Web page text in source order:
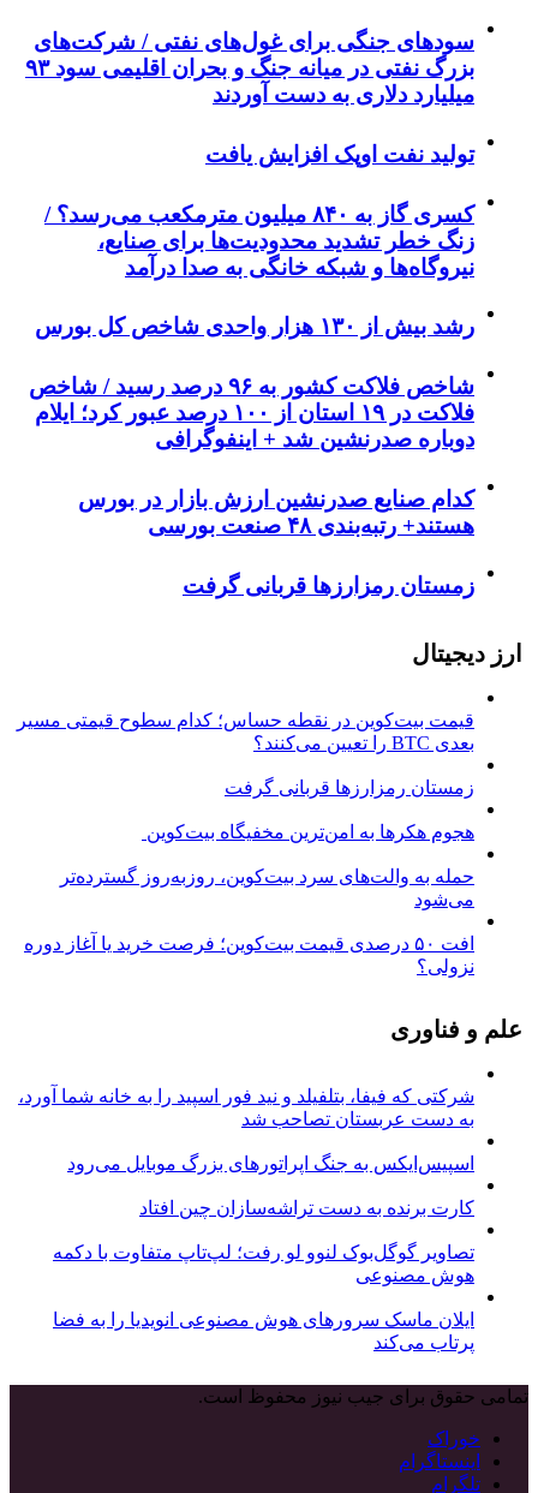
سودهای جنگی برای غول‌های نفتی / شرکت‌های
بزرگ نفتی در میانه جنگ و بحران اقلیمی سود ۹۳
میلیارد دلاری به دست آوردند
تولید نفت اوپک افزایش یافت
کسری گاز به ۸۴۰ میلیون مترمکعب می‌رسد؟ /
زنگ خطر تشدید محدودیت‌ها برای صنایع،
نیروگاه‌ها و شبکه خانگی به صدا درآمد
رشد بیش از ۱۳۰ هزار واحدی شاخص کل بورس
شاخص فلاکت کشور به ۹۶ درصد رسید / شاخص
فلاکت در ۱۹ استان از ۱۰۰ درصد عبور کرد؛ ایلام
دوباره صدرنشین شد + اینفوگرافی
کدام صنایع صدرنشین‌ ارزش بازار در بورس
هستند+ رتبه‌بندی ۴۸ صنعت بورسی
زمستان رمزارزها قربانی گرفت
ارز دیجیتال
قیمت بیت‌کوین در نقطه حساس؛ کدام سطوح قیمتی مسیر
بعدی BTC را تعیین می‌کنند؟
زمستان رمزارزها قربانی گرفت
هجوم هکرها به امن‌ترین مخفیگاه بیت‌کوین
حمله به والت‌های سرد بیت‌کوین، روزبه‌روز گسترده‌تر
می‌شود
افت ۵۰ درصدی قیمت بیت‌کوین؛ فرصت خرید یا آغاز دوره
نزولی؟
علم و فناوری
شرکتی که فیفا، بتلفیلد و نید فور اسپید را به خانه شما آورد،
به دست عربستان تصاحب شد
اسپیس‌ایکس به جنگ اپراتورهای بزرگ موبایل می‌رود
کارت برنده به دست تراشه‌سازان چین افتاد
تصاویر گوگل‌بوک لنوو لو رفت؛ لپ‌تاپ متفاوت با دکمه
هوش مصنوعی
ایلان ماسک سرورهای هوش مصنوعی انویدیا را به فضا
پرتاب می‌کند
تمامی حقوق برای جیب نیوز محفوظ است.
خوراک
اینستاگرام
تلگرام